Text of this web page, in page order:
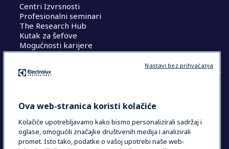
Centri Izvrsnosti
Profesionalni seminari
The Research Hub
Kutak za šefove
Mogućnosti karijere
COUNTRY AND LANGUAGE
Ova web-stranica koristi kolačiće
Kolačiće upotrebljavamo kako bismo personalizirali sadržaj i
oglase, omogućili značajke društvenih medija i analizirali
promet. Isto tako, podatke o vašoj upotrebi naše web-
Nastavi bez prihvaćanja